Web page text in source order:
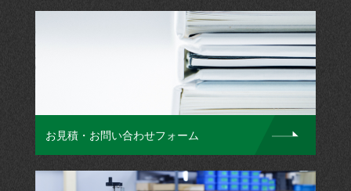
お見積・お問い合わせフォーム